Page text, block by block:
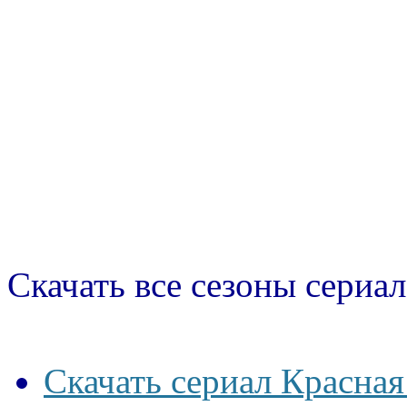
Скачать все сезоны
Скачать сериал